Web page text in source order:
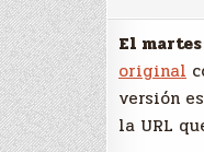
El
original
versión
la URL